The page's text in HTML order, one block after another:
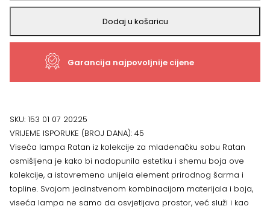
lampa
Ratan
Dodaj u košaricu
Garancija najpovoljnije cijene
SKU: 153 01 07 20225
VRIJEME ISPORUKE (BROJ DANA): 45
Viseća lampa Ratan iz kolekcije za mladenačku sobu Ratan
osmišljena je kako bi nadopunila estetiku i shemu boja ove
kolekcije, a istovremeno unijela element prirodnog šarma i
topline. Svojom jedinstvenom kombinacijom materijala i boja,
viseća lampa ne samo da osvjetljava prostor, već služi i kao